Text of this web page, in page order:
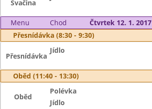
Svačina
Menu Chod
Čtvrtek 12. 1. 2017
Přesnídávka (8:30 - 9:30)
Přesnídávka
Jídlo
Oběd (11:40 - 13:30)
Oběd
Polévka
Jídlo